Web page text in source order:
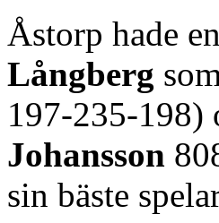
Åstorp hade
Långberg
197-235-198)
Johansson
sin bäste